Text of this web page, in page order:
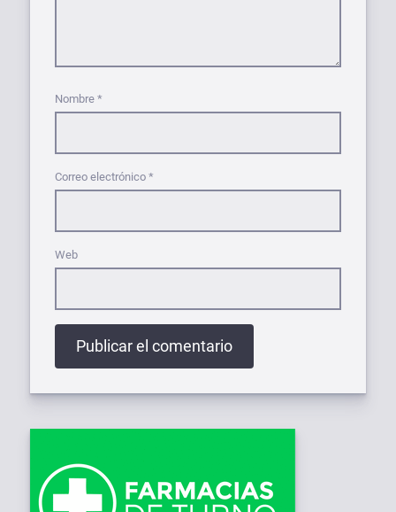
Nombre *
Correo electrónico *
Web